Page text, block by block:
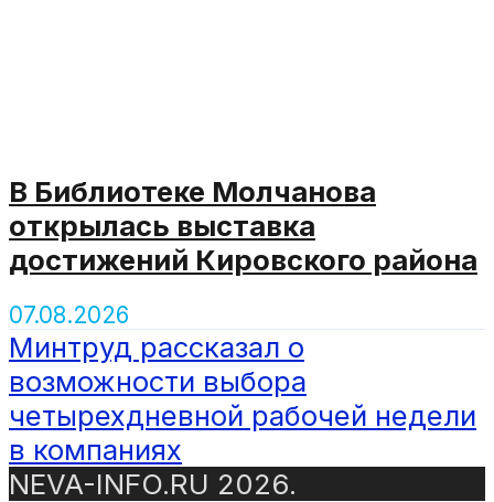
В Библиотеке Молчанова
открылась выставка
достижений Кировского района
07.08.2026
Минтруд рассказал о
возможности выбора
четырехдневной рабочей недели
в компаниях
NEVA-INFO.RU 2026.